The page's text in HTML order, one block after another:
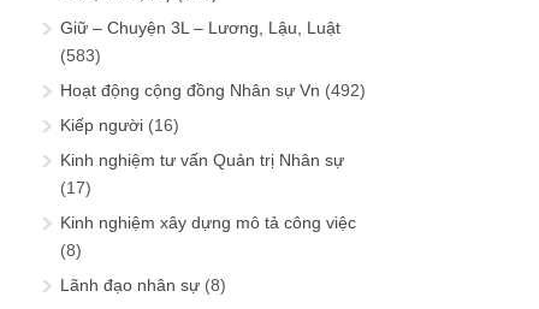
Giữ – Chuyện 3L – Lương, Lậu, Luật
(583)
Hoạt động cộng đồng Nhân sự Vn (492)
Kiếp người (16)
Kinh nghiệm tư vấn Quản trị Nhân sự
(17)
Kinh nghiệm xây dựng mô tả công việc
(8)
Lãnh đạo nhân sự (8)